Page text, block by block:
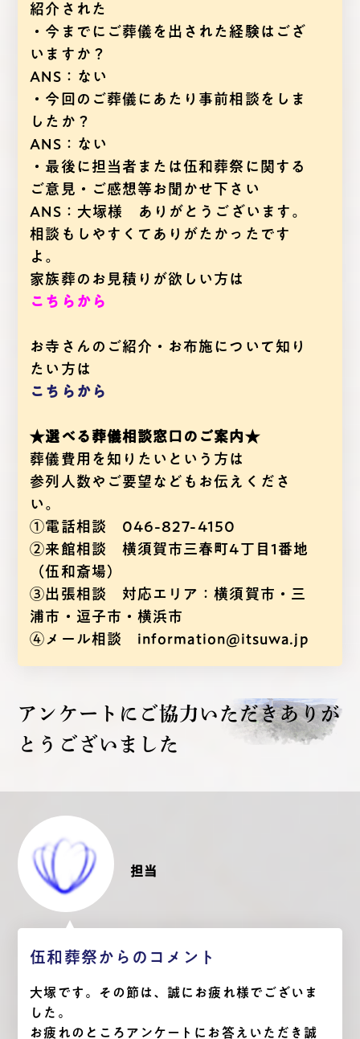
紹介された
・今までにご葬儀を出された経験はござ
いますか？
ANS：ない
・今回のご葬儀にあたり事前相談をしま
したか？
ANS：ない
・最後に担当者または伍和葬祭に関する
ご意見・ご感想等お聞かせ下さい
ANS：大塚様 ありがとうございます。
相談もしやすくてありがたかったです
よ。
家族葬のお見積りが欲しい方は
こちらから
お寺さんのご紹介・お布施について知り
たい方は
こちらから
★選べる葬儀相談窓口のご案内★
葬儀費用を知りたいという方は
参列人数やご要望などもお伝えくださ
い。
①電話相談 046-827-4150
②来館相談 横須賀市三春町4丁目1番地
（伍和斎場）
③出張相談 対応エリア：横須賀市・三
浦市・逗子市・横浜市
④メール相談 information@itsuwa.jp
アンケートにご協力いただきありが
とうございました
伍和葬祭からのコメント
大塚です。その節は、誠にお疲れ様でございま
した。
お疲れのところアンケートにお答えいただき誠
担当